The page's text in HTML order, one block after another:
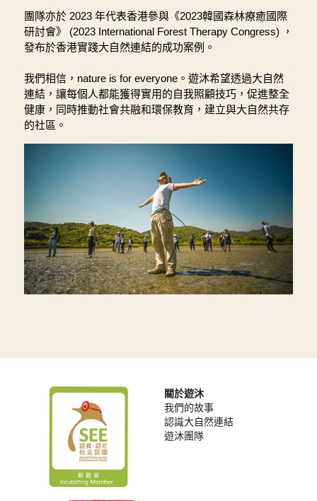
團隊亦於 2023 年代表香港參與《2023韓國森林療癒國際
研討會》 (2023 International Forest Therapy Congress) ，
發布於香港實踐大自然連結的成功案例。
我們相信，nature is for everyone。遊沐希望透過大自然
連結，讓每個人都能獲得實用的自我照顧技巧，促進整全
健康，同時推動社會共融和環保教育，建立與大自然共存
的社區。
關於遊沐
我們的故事
認識大自然連結
遊沐團隊